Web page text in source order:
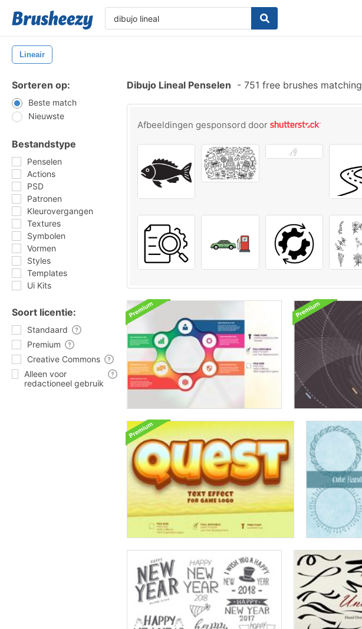
Lineair
Sorteren op:
Beste match
Nieuwste
Bestandstype
Penselen
Actions
PSD
Patronen
Kleurovergangen
Textures
Symbolen
Vormen
Styles
Templates
Ui Kits
Soort licentie:
Standaard
Premium
Creative Commons
Alleen voor
redactioneel gebruik
Dibujo Lineal Penselen - 751 free brushes matching
Afbeeldingen gesponsord door